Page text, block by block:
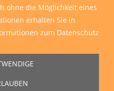
ohne die Möglichkeit eines
erhalten Sie in
zum Datenschutz